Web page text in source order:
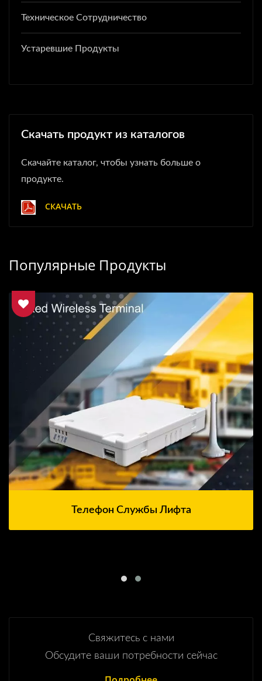
Техническое Сотрудничество
Устаревшие Продукты
Скачать продукт из каталогов
Скачайте каталог, чтобы узнать больше о
продукте.
СКАЧАТЬ
Популярные Продукты
Телефон Службы Лифта
Свяжитесь с нами
Обсудите ваши потребности сейчас